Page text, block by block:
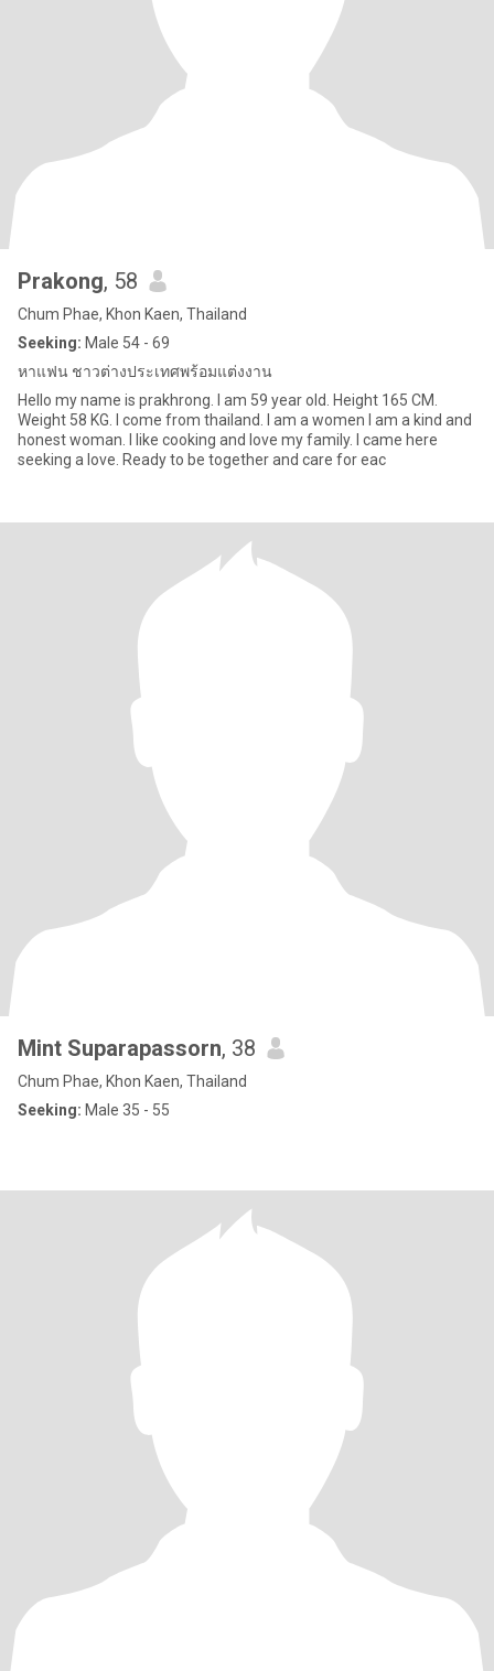
Prakong, 58
Chum Phae, Khon Kaen, Thailand
Seeking: Male 54 - 69
หาแฟน ชาวต่างประเทศพร้อมแต่งงาน
Hello my name is prakhrong. I am 59 year old. Height 165 CM.
Weight 58 KG. I come from thailand. I am a women I am a kind and
honest woman. I like cooking and love my family. I came here
seeking a love. Ready to be together and care for eac
Mint Suparapassorn, 38
Chum Phae, Khon Kaen, Thailand
Seeking: Male 35 - 55